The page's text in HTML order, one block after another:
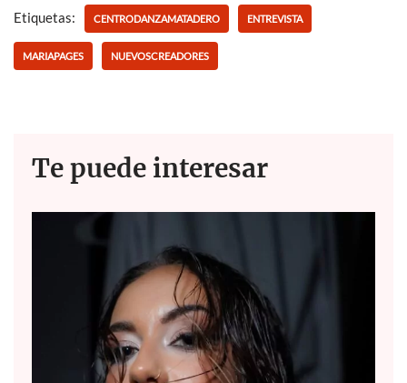
b
o
o
er s
A
p
Etiquetas: CENTRODANZAMATADERO ENTREVISTA
MARIAPAGES NUEVOSCREADORES
Te puede interesar